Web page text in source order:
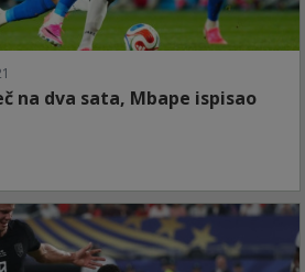
na dva sata, Mbape ispisao